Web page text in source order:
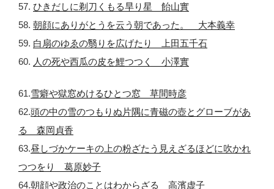
57. ひきだしに剃刀くもる旱り星 飴山實
58. 朝顔にありがとうを云う朝であった。 大本義幸
59. 白扇のゆゑの翳りを広げたり 上田五千石
60. 人の死や西瓜の皮を鯉つつく 小澤實
61.雪癖や獄窓めけるひとつ窓 草間時彦
62.頭の中の雪のつもりぬ片隅に青磁の壺とグローブがあ
る 森岡貞香
63.昼しづかケーキの上の粉ざたう見えざるほどに吹かれ
つつをり 葛原妙子
64.朝顔や政治のことはわからざる 高濱虚子